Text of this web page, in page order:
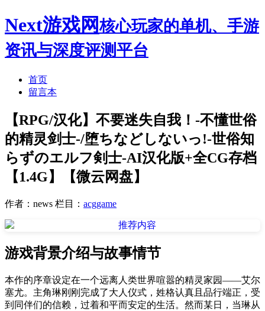
Next游戏网核心玩家的单机、手游
资讯与深度评测平台
首页
留言本
【RPG/汉化】不要迷失自我！-不懂世俗
的精灵剑士-/堕ちなどしないっ!-世俗知
らずのエルフ剣士-AI汉化版+全CG存档
【1.4G】【微云网盘】
作者：news 栏目： acggame
游戏背景介绍与故事情节
本作的序章设定在一个远离人类世界喧嚣的精灵家园——艾尔
塞尤。主角琳刚刚完成了大人仪式，姓格认真且品行端正，受
到同伴们的信赖，过着和平而安定的生活。然而某日，当琳从